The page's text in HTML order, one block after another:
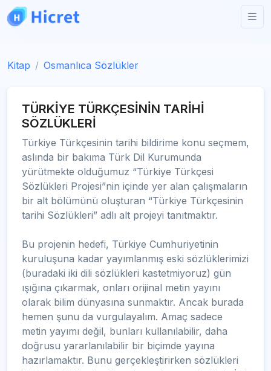
Kitap Osmanlıca Sözlükler
TÜRKİYE TÜRKÇESİNİN TARİHİ
SÖZLÜKLERİ
Türkiye Türkçesinin tarihi bildirime konu seçmem,
aslında bir bakıma Türk Dil Kurumunda
yürütmekte olduğumuz “Türkiye Türkçesi
Sözlükleri Projesi”nin içinde yer alan çalışmaların
bir alt bölümünü oluşturan “Türkiye Türkçesinin
tarihi Sözlükleri” adlı alt projeyi tanıtmaktır.
Bu projenin hedefi, Türkiye Cumhuriyetinin
kuruluşuna kadar yayımlanmış eski sözlüklerimizi
(buradaki iki dili sözlükleri kastetmiyoruz) gün
ışığına çıkarmak, onları orijinal metin yayını
olarak bilim dünyasına sunmaktır. Ancak burada
hemen şunu da vurgulayalım. Amaç sadece
metin yayımı değil, bunları kullanılabilir, daha
doğrusu yararlanılabilir bir biçimde yayına
hazırlamaktır. Bunu gerçekleştirirken sözlükleri